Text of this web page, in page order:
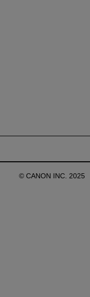
© CANON INC. 2025